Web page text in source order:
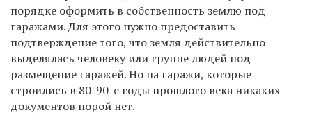
порядке оформить в собственность землю под
гаражами. Для этого нужно предоставить
подтверждение того, что земля действительно
выделялась человеку или группе людей под
размещение гаражей. Но на гаражи, которые
строились в 80-90-е годы прошлого века никаких
документов порой нет.